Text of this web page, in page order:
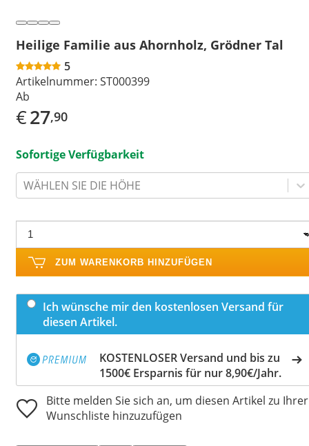
Heilige Familie aus Ahornholz, Grödner Tal
5
Artikelnummer: ST000399
Ab
€27,90
Sofortige Verfügbarkeit
WÄHLEN SIE DIE HÖHE
ZUM WARENKORB HINZUFÜGEN
Ich wünsche mir den kostenlosen Versand für
diesen Artikel.
KOSTENLOSER Versand und bis zu
1500€ Ersparnis für nur 8,90€/Jahr.
Bitte melden Sie sich an, um diesen Artikel zu Ihrer
Wunschliste hinzuzufügen